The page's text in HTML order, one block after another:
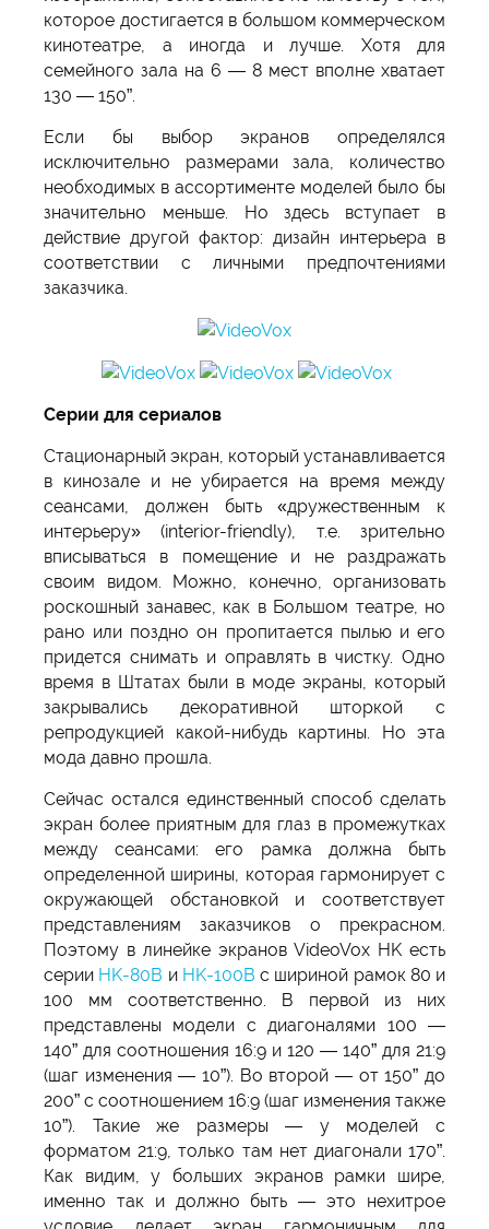
которое достигается в большом коммерческом
кинотеатре, а иногда и лучше. Хотя для
семейного зала на 6 — 8 мест вполне хватает
130 — 150”.
Если бы выбор экранов определялся
исключительно размерами зала, количество
необходимых в ассортименте моделей было бы
значительно меньше. Но здесь вступает в
действие другой фактор: дизайн интерьера в
соответствии с личными предпочтениями
заказчика.
Серии для сериалов
Стационарный экран, который устанавливается
в кинозале и не убирается на время между
сеансами, должен быть «дружественным к
интерьеру» (interior-friendly), т.е. зрительно
вписываться в помещение и не раздражать
своим видом. Можно, конечно, организовать
роскошный занавес, как в Большом театре, но
рано или поздно он пропитается пылью и его
придется снимать и оправлять в чистку. Одно
время в Штатах были в моде экраны, который
закрывались декоративной шторкой с
репродукцией какой-нибудь картины. Но эта
мода давно прошла.
Сейчас остался единственный способ сделать
экран более приятным для глаз в промежутках
между сеансами: его рамка должна быть
определенной ширины, которая гармонирует с
окружающей обстановкой и соответствует
представлениям заказчиков о прекрасном.
Поэтому в линейке экранов VideoVox HK есть
серии HK-80B и HK-100B с шириной рамок 80 и
100 мм соответственно. В первой из них
представлены модели с диагоналями 100 —
140” для соотношения 16:9 и 120 — 140” для 21:9
(шаг изменения — 10”). Во второй — от 150” до
200” с соотношением 16:9 (шаг изменения также
10”). Такие же размеры — у моделей с
форматом 21:9, только там нет диагонали 170”.
Как видим, у больших экранов рамки шире,
именно так и должно быть — это нехитрое